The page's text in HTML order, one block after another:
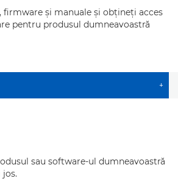
firmware şi manuale şi obţineţi acces
pentru produsul dumneavoastră
+
sau software-ul dumneavoastră